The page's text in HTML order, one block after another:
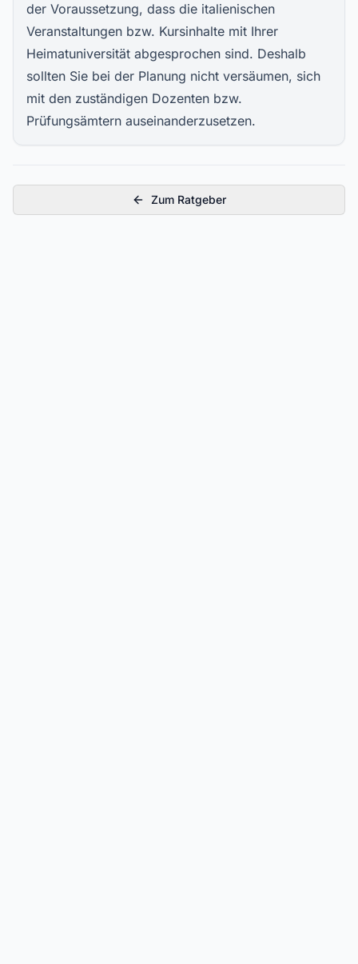
der Voraussetzung, dass die italienischen
Veranstaltungen bzw. Kursinhalte mit Ihrer
Heimatuniversität abgesprochen sind. Deshalb
sollten Sie bei der Planung nicht versäumen, sich
mit den zuständigen Dozenten bzw.
Prüfungsämtern auseinanderzusetzen.
Zum Ratgeber